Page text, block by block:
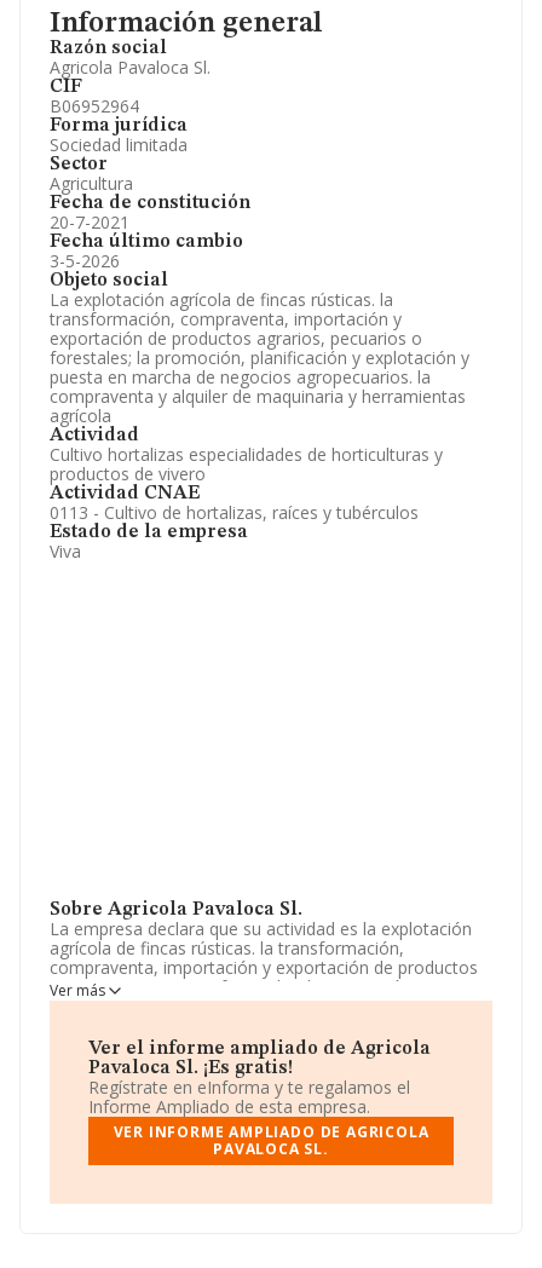
Información general
Razón social
Agricola Pavaloca Sl.
CIF
B06952964
Forma jurídica
Sociedad limitada
Sector
Agricultura
Fecha de constitución
20-7-2021
Fecha último cambio
3-5-2026
Objeto social
La explotación agrícola de fincas rústicas. la
transformación, compraventa, importación y
exportación de productos agrarios, pecuarios o
forestales; la promoción, planificación y explotación y
puesta en marcha de negocios agropecuarios. la
compraventa y alquiler de maquinaria y herramientas
agrícola
Actividad
Cultivo hortalizas especialidades de horticulturas y
productos de vivero
Actividad CNAE
0113 - Cultivo de hortalizas, raíces y tubérculos
Estado de la empresa
Viva
Sobre Agricola Pavaloca Sl.
La empresa declara que su actividad es la explotación
agrícola de fincas rústicas. la transformación,
compraventa, importación y exportación de productos
agrarios, pecuarios o forestales; la promoción,
planificación y explotación y puesta en marcha de
maquinaria y herramientas agrícola. La empresa está
registrada como Sociedad Limitada. Clasifica su
actividad CNAE como 'Cultivo de hortalizas, raíces y
tubérculos', código 0113. La compañía realiza actividad
internacional tanto de importación como exportación.
La empresa españolaAgrícola Pavaloca S.L, con
en Carretera A-318 Km 55 - Cortijo Pavaloca, (14940),
Ver más
Ver el informe ampliado de Agricola
Pavaloca Sl. ¡Es gratis!
Regístrate en eInforma y te regalamos el
Informe Ampliado de esta empresa.
VER INFORME AMPLIADO DE AGRICOLA
PAVALOCA SL.
Información oficial y registral complementaria.